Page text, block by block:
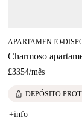
APARTAMENTO■
Charmoso
£3354/mês
lock DEPÓSITO
+info